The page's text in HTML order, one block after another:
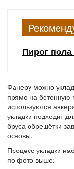
Пирог
Фанеру можно
прямо на бетонную
используются
укладки подходит
бруса обрешётки
основы.
Процесс укладки
по фото выше: